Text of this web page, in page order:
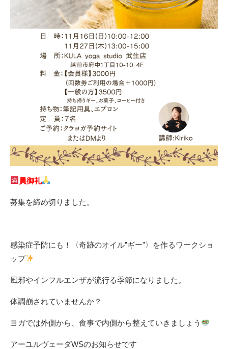
員御礼
募集を締め切りました。
感染症予防にも！〈奇跡のオイル”ギー”〉を作るワークショ
ップ
風邪やインフルエンザが流行る季節になりました。
体調崩されていませんか？
ヨガでは外側から、食事で内側から整えていきましょう
アーユルヴェーダWSのお知らせです